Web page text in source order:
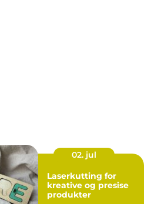
02. jul
Laserkutting for
kreative og presise
produkter